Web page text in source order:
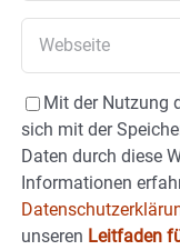
Mit der Nutzung
sich mit der
Daten durch diese
Informationen
unseren Leitfaden